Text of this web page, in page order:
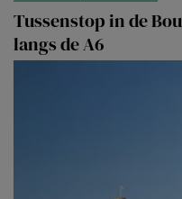
Tussenstop in de
langs de A6